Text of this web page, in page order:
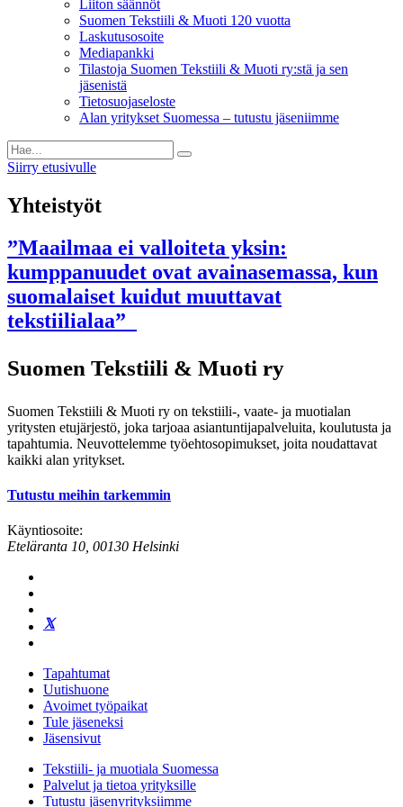
Liiton säännöt
Suomen Tekstiili & Muoti 120 vuotta
Laskutusosoite
Mediapankki
Tilastoja Suomen Tekstiili & Muoti ry:stä ja sen
jäsenistä
Tietosuojaseloste
Alan yritykset Suomessa – tutustu jäseniimme
Siirry etusivulle
Yhteistyöt
”Maailmaa ei valloiteta yksin:
kumppanuudet ovat avainasemassa, kun
suomalaiset kuidut muuttavat
tekstiilialaa”
Suomen Tekstiili & Muoti ry
Suomen Tekstiili & Muoti ry on tekstiili-, vaate- ja muotialan
yritysten etujärjestö, joka tarjoaa asiantuntijapalveluita, koulutusta ja
tapahtumia. Neuvottelemme työehtosopimukset, joita noudattavat
kaikki alan yritykset.
Tutustu meihin tarkemmin
Käyntiosoite:
Eteläranta 10, 00130 Helsinki
Tapahtumat
Uutishuone
Avoimet työpaikat
Tule jäseneksi
Jäsensivut
Tekstiili- ja muotiala Suomessa
Palvelut ja tietoa yrityksille
Tutustu jäsenyrityksiimme